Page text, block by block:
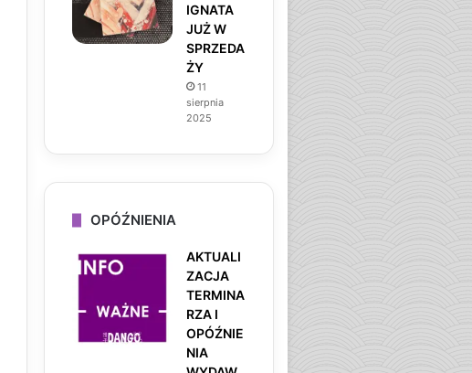
IGNATA
JUŻ W
SPRZEDA
ŻY
11
sierpnia
2025
OPÓŹNIENIA
AKTUALI
ZACJA
TERMINA
RZA I
OPÓŹNIE
NIA